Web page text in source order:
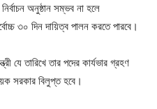
অনুষ্ঠান সম্ভব না হলে
৩০ দিন দায়িত্ব পালন করতে পারবে।
যে তারিখে তার পদের কার্যভার গ্রহণ
সরকার বিলুপ্ত হবে।